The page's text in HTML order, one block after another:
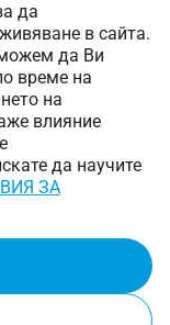
да
в сайта.
да Ви
време на
на
влияние
да научите
ЗА
права